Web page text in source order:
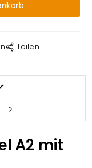
Teilen
A2 mit